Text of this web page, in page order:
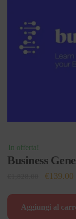
In offerta!
Business
Il
originale
€139.00
Aggiungi al